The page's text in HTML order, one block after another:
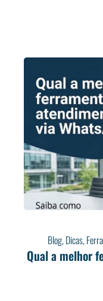
Blog,Dicas,
Qual a melhor